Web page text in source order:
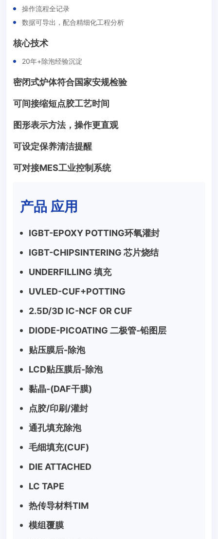
操作流程全记录
数据可导出，配合精细化工程分析
核心技术
20年+除泡经验沉淀
密闭式炉体符合国家安规检验
可间接缩短点胶工艺时间
图形表示方法，操作更直观
可设定保养清洁提醒
可对接MES工业控制系统
产品 应用
IGBT-EPOXY POTTING环氧灌封
IGBT-CHIPSINTERING 芯片烧结
UNDERFILLING 填充
UVLED-CUF+POTTING
2.5D/3D IC-NCF OR CUF
DIODE-PICOATING 二极管-铅图层
贴压膜后-除泡
LCD贴压膜后-除泡
黏晶-(DAF干膜)
点胶/印刷/灌封
通孔填充除泡
毛细填充(CUF)
DIE ATTACHED
LC TAPE
热传导材料TIM
模组覆膜